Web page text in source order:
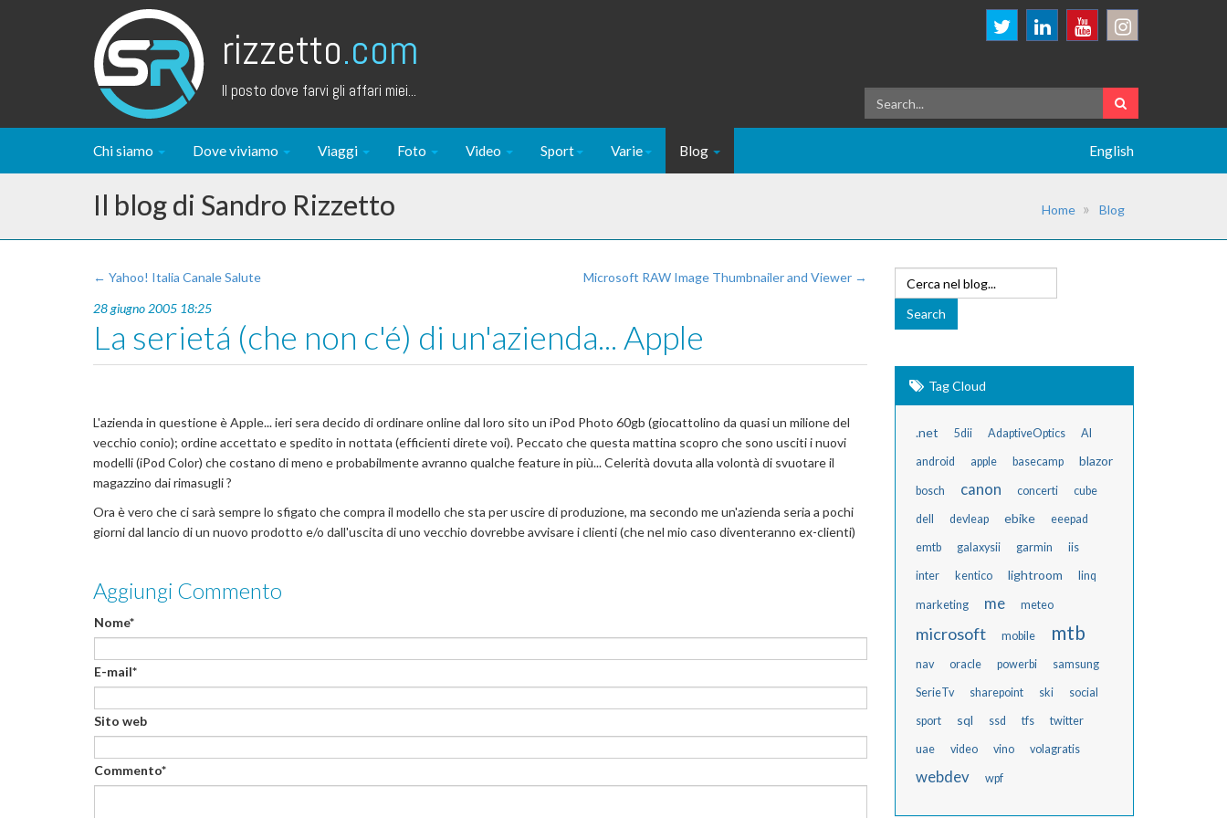
rizzetto.com
Il posto dove farvi gli affari miei...
Chi siamo Dove viviamo Viaggi Foto Video Sport Varie Blog English
Il blog di Sandro Rizzetto Home Blog
← Yahoo! Italia Canale Salute
Microsoft RAW Image Thumbnailer and Viewer →
28 giugno 2005 18:25
La serietá (che non c'é) di un'azienda... Apple
L'azienda in questione è Apple... ieri sera decido di ordinare online dal loro sito un iPod Photo 60gb (giocattolino da quasi un milione del
vecchio conio); ordine accettato e spedito in nottata (efficienti direte voi). Peccato che questa mattina scopro che sono usciti i nuovi
modelli (iPod Color) che costano di meno e probabilmente avranno qualche feature in più... Celerità dovuta alla volontà di svuotare il
magazzino dai rimasugli ?
Ora è vero che ci sarà sempre lo sfigato che compra il modello che sta per uscire di produzione, ma secondo me un'azienda seria a pochi
giorni dal lancio di un nuovo prodotto e/o dall'uscita di uno vecchio dovrebbe avvisare i clienti (che nel mio caso diventeranno ex-clienti)
Aggiungi Commento
Nome*
E-mail*
Sito web
Commento*
Tag Cloud
.net 5dii AdaptiveOptics AI
android apple basecamp blazor
bosch canon concerti cube
dell devleap ebike eeepad
emtb galaxysii garmin iis
inter kentico lightroom linq
marketing me meteo
microsoft mobile mtb
nav oracle powerbi samsung
SerieTv sharepoint ski social
sport sql ssd tfs twitter
uae video vino volagratis
webdev wpf